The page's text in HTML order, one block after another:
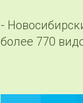
-
более 770